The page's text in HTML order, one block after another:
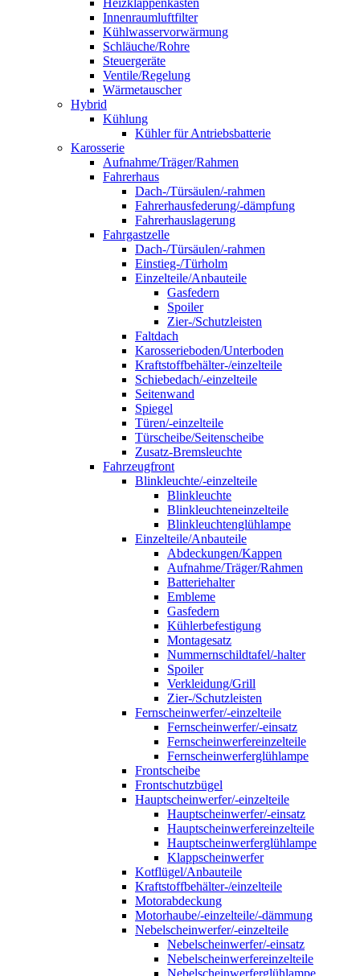
Heizklappenkasten
Innenraumluftfilter
Kühlwasservorwärmung
Schläuche/Rohre
Steuergeräte
Ventile/Regelung
Wärmetauscher
Hybrid
Kühlung
Kühler für Antriebsbatterie
Karosserie
Aufnahme/Träger/Rahmen
Fahrerhaus
Dach-/Türsäulen/-rahmen
Fahrerhausfederung/-dämpfung
Fahrerhauslagerung
Fahrgastzelle
Dach-/Türsäulen/-rahmen
Einstieg-/Türholm
Einzelteile/Anbauteile
Gasfedern
Spoiler
Zier-/Schutzleisten
Faltdach
Karosserieboden/Unterboden
Kraftstoffbehälter-/einzelteile
Schiebedach/-einzelteile
Seitenwand
Spiegel
Türen/-einzelteile
Türscheibe/Seitenscheibe
Zusatz-Bremsleuchte
Fahrzeugfront
Blinkleuchte/-einzelteile
Blinkleuchte
Blinkleuchteneinzelteile
Blinkleuchtenglühlampe
Einzelteile/Anbauteile
Abdeckungen/Kappen
Aufnahme/Träger/Rahmen
Batteriehalter
Embleme
Gasfedern
Kühlerbefestigung
Montagesatz
Nummernschildtafel/-halter
Spoiler
Verkleidung/Grill
Zier-/Schutzleisten
Fernscheinwerfer/-einzelteile
Fernscheinwerfer/-einsatz
Fernscheinwerfereinzelteile
Fernscheinwerferglühlampe
Frontscheibe
Frontschutzbügel
Hauptscheinwerfer/-einzelteile
Hauptscheinwerfer/-einsatz
Hauptscheinwerfereinzelteile
Hauptscheinwerferglühlampe
Klappscheinwerfer
Kotflügel/Anbauteile
Kraftstoffbehälter-/einzelteile
Motorabdeckung
Motorhaube/-einzelteile/-dämmung
Nebelscheinwerfer/-einzelteile
Nebelscheinwerfer/-einsatz
Nebelscheinwerfereinzelteile
Nebelscheinwerferglühlampe